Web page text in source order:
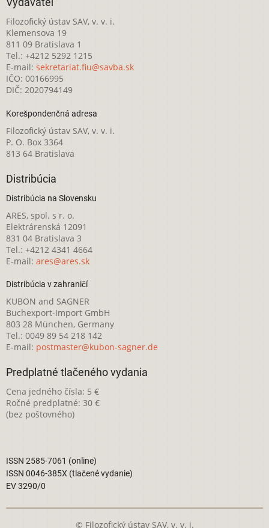
Vydavateľ
Filozofický ústav SAV, v. v. i.
Klemensova 19
811 09 Bratislava 1
Tel.: +4212 5292 1215
E-mail: sekretariat.fiu@savba.sk
IČO: 00166995
DIČ: 2020794149
Korešpondenčná adresa
Filozofický ústav SAV, v. v. i.
P. O. Box 3364
813 64 Bratislava
Distribúcia
Distribúcia na Slovensku
ARES, spol. s r. o.
Elektrárenská 12091
831 04 Bratislava 3
Tel.: +4212 4341 4664
E-mail: ares@ares.sk
Distribúcia v zahraničí
KUBON and SAGNER
Buchexport-Import GmbH
803 28 München, Germany
Tel.: 0049 89 54 218 142
E-mail: postmaster@kubon-sagner.de
Predplatné tlačeného vydania
Cena jedného čísla: 5 €
Ročné predplatné: 30 €
(bez poštovného)
ISSN 2585-7061 (online)
ISSN 0046-385X (tlačené vydanie)
EV 3290/0
© Filozofický ústav SAV, v. v. i.